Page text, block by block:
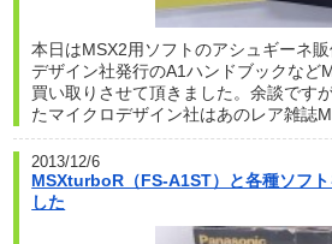
本日はMSX2用ソフトのアシュギーネ
デザイン社発行のA1ハンドブックなど
買い取りさせて頂きました。余談です
たマイクロデザイン社はあのレア雑誌
2013/12/6
MSXturboR（FS-A1ST）と各種ソフ
した